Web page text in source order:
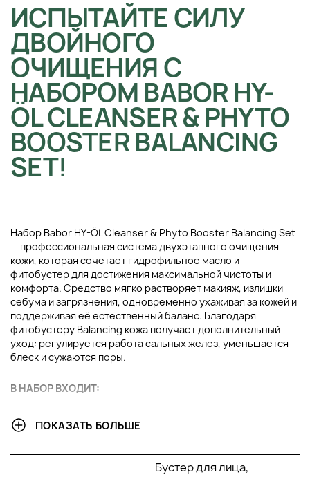
ИСПЫТАЙТЕ СИЛУ
ДВОЙНОГО
ОЧИЩЕНИЯ С
НАБОРОМ BABOR HY-
ÖL CLEANSER & PHYTO
BOOSTER BALANCING
SET!
Набор Babor HY-ÖL Cleanser & Phyto Booster Balancing Set
— профессиональная система двухэтапного очищения
кожи, которая сочетает гидрофильное масло и
фитобустер для достижения максимальной чистоты и
комфорта. Средство мягко растворяет макияж, излишки
себума и загрязнения, одновременно ухаживая за кожей и
поддерживая её естественный баланс. Благодаря
фитобустеру Balancing кожа получает дополнительный
уход: регулируется работа сальных желез, уменьшается
блеск и сужаются поры.
В НАБОР ВХОДИТ:
Babor Масло HY-OL Cleanser, 200 мл
ОСНОВНЫЕ ИНГРЕДИЕНТЫ И ИХ ПРЕИМУЩЕСТВА
ПОКАЗАТЬ БОЛЬШЕ
Бустер для лица,